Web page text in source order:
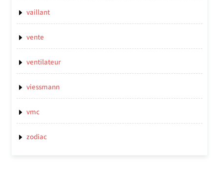
vaillant
vente
ventilateur
viessmann
vmc
zodiac